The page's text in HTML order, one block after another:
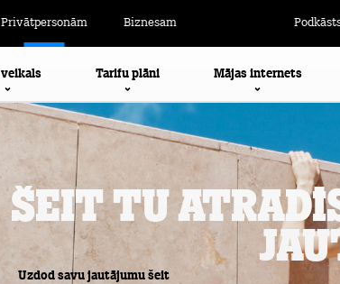
Privātpersonām Biznesam
veikals Tarifu plāni Mājas internets
Šeit Tu
Uzdod savu jautājumu šeit